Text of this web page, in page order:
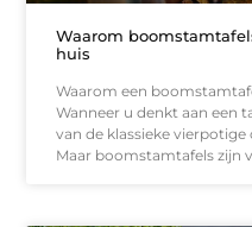
Waarom
huis
Waarom een
Wanneer u denkt aan een
van de klassieke vierpotige
Maar boomstamtafels zijn